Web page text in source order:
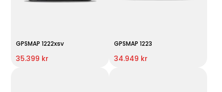
GPSMAP 1222xsv
35.399 kr
GPSMAP 1223
34.949 kr